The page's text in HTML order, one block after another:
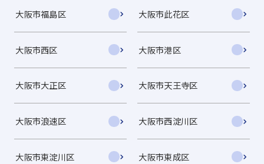
大阪市福島区 大阪市此花区
大阪市西区 大阪市港区
大阪市大正区 大阪市天王寺区
大阪市浪速区 大阪市西淀川区
大阪市東淀川区 大阪市東成区